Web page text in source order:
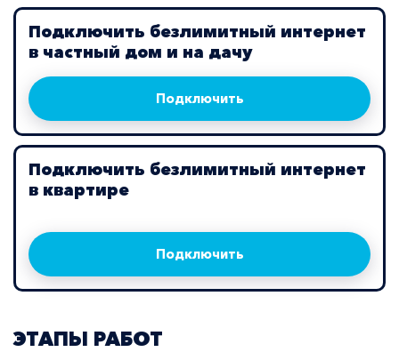
Подключить безлимитный интернет
в частный дом и на дачу
Подключить
Подключить безлимитный интернет
в квартире
Подключить
ЭТАПЫ РАБОТ